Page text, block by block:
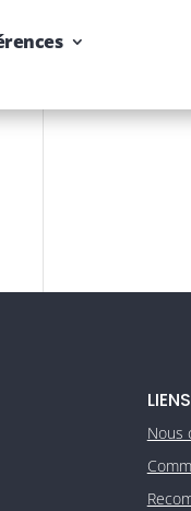
Nous